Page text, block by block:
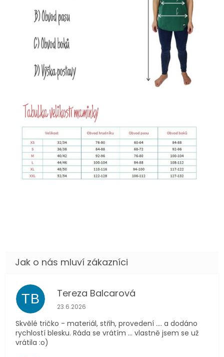
TB Tereza Balcarová
Hodnocení obchodu je 5 z 5 hvězdiček.
23.6.2026
Skvělé tričko - materiál, střih, provedení .... a dodáno
rychlostí blesku. Ráda se vrátím ... vlastně jsem se už
vrátila :o)